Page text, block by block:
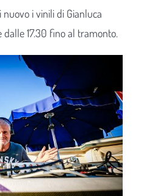
nuovo i vinili di Gianluca
dalle 17.30 fino al tramonto.